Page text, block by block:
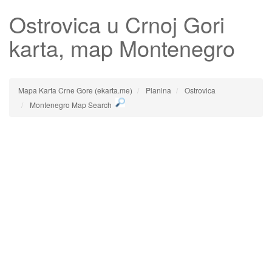
Ostrovica u Crnoj Gori
karta, map Montenegro
Mapa Karta Crne Gore (ekarta.me) Planina
Ostrovica
Montenegro Map Search